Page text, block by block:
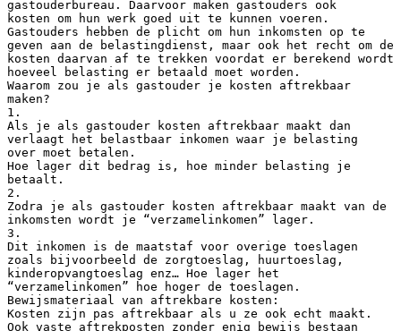
gastouderbureau. Daarvoor maken gastouders ook
kosten om hun werk goed uit te kunnen voeren.
Gastouders hebben de plicht om hun inkomsten op te
geven aan de belastingdienst, maar ook het recht om de
kosten daarvan af te trekken voordat er berekend wordt
hoeveel belasting er betaald moet worden.
Waarom zou je als gastouder je kosten aftrekbaar
maken?
1.
Als je als gastouder kosten aftrekbaar maakt dan
verlaagt het belastbaar inkomen waar je belasting
over moet betalen.
Hoe lager dit bedrag is, hoe minder belasting je
betaalt.
2.
Zodra je als gastouder kosten aftrekbaar maakt van de
inkomsten wordt je “verzamelinkomen” lager.
3.
Dit inkomen is de maatstaf voor overige toeslagen
zoals bijvoorbeeld de zorgtoeslag, huurtoeslag,
kinderopvangtoeslag enz… Hoe lager het
“verzamelinkomen” hoe hoger de toeslagen.
Bewijsmateriaal van aftrekbare kosten:
Kosten zijn pas aftrekbaar als u ze ook echt maakt.
Ook vaste aftrekposten zonder enig bewijs bestaan